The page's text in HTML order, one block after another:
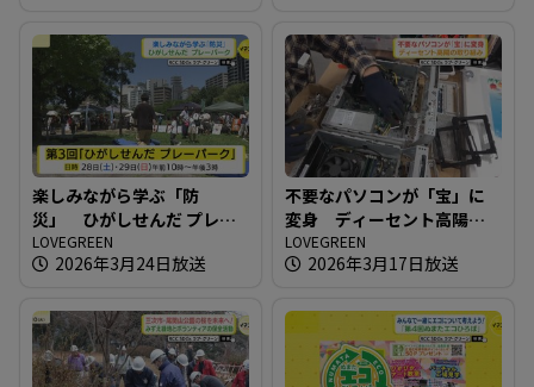
楽しみながら学ぶ「防
災」 ひがしせんだ プレー
パーク
LOVEGREEN
2026年3月24日放送
不要なパソコンが「宝」に
変身 ディーセント高陽の
取り組み
LOVEGREEN
2026年3月17日放送